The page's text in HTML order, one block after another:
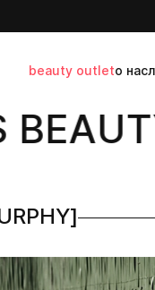
beauty outletо нас